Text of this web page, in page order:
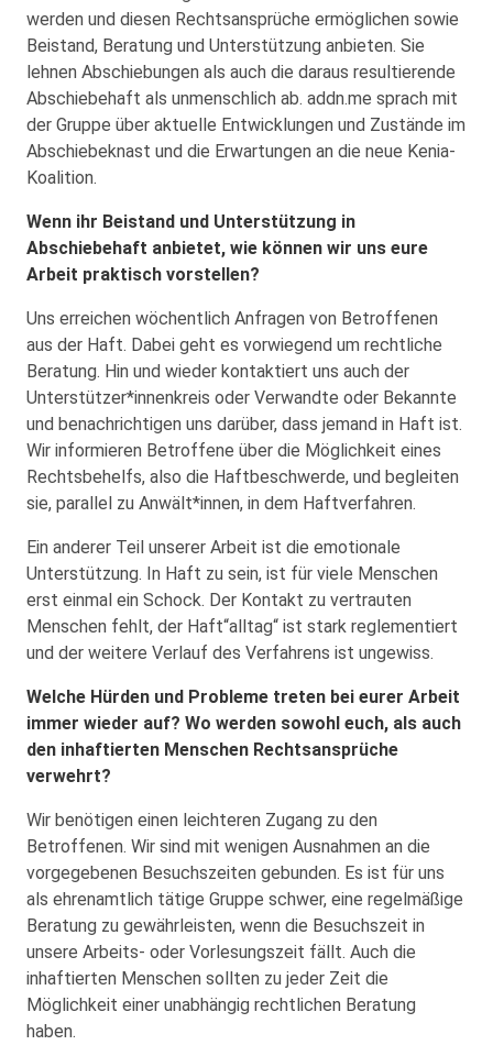
werden und diesen Rechtsansprüche ermöglichen sowie
Beistand, Beratung und Unterstützung anbieten. Sie
lehnen Abschiebungen als auch die daraus resultierende
Abschiebehaft als unmenschlich ab. addn.me sprach mit
der Gruppe über aktuelle Entwicklungen und Zustände im
Abschiebeknast und die Erwartungen an die neue Kenia-
Koalition.
Wenn ihr Beistand und Unterstützung in
Abschiebehaft anbietet, wie können wir uns eure
Arbeit praktisch vorstellen?
Uns erreichen wöchentlich Anfragen von Betroffenen
aus der Haft. Dabei geht es vorwiegend um rechtliche
Beratung. Hin und wieder kontaktiert uns auch der
Unterstützer*innenkreis oder Verwandte oder Bekannte
und benachrichtigen uns darüber, dass jemand in Haft ist.
Wir informieren Betroffene über die Möglichkeit eines
Rechtsbehelfs, also die Haftbeschwerde, und begleiten
sie, parallel zu Anwält*innen, in dem Haftverfahren.
Ein anderer Teil unserer Arbeit ist die emotionale
Unterstützung. In Haft zu sein, ist für viele Menschen
erst einmal ein Schock. Der Kontakt zu vertrauten
Menschen fehlt, der Haft“alltag“ ist stark reglementiert
und der weitere Verlauf des Verfahrens ist ungewiss.
Welche Hürden und Probleme treten bei eurer Arbeit
immer wieder auf? Wo werden sowohl euch, als auch
den inhaftierten Menschen Rechtsansprüche
verwehrt?
Wir benötigen einen leichteren Zugang zu den
Betroffenen. Wir sind mit wenigen Ausnahmen an die
vorgegebenen Besuchszeiten gebunden. Es ist für uns
als ehrenamtlich tätige Gruppe schwer, eine regelmäßige
Beratung zu gewährleisten, wenn die Besuchszeit in
unsere Arbeits- oder Vorlesungszeit fällt. Auch die
inhaftierten Menschen sollten zu jeder Zeit die
Möglichkeit einer unabhängig rechtlichen Beratung
haben.